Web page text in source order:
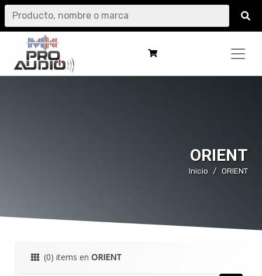
ORIENT
Inicio ORIENT
(0) items en ORIENT